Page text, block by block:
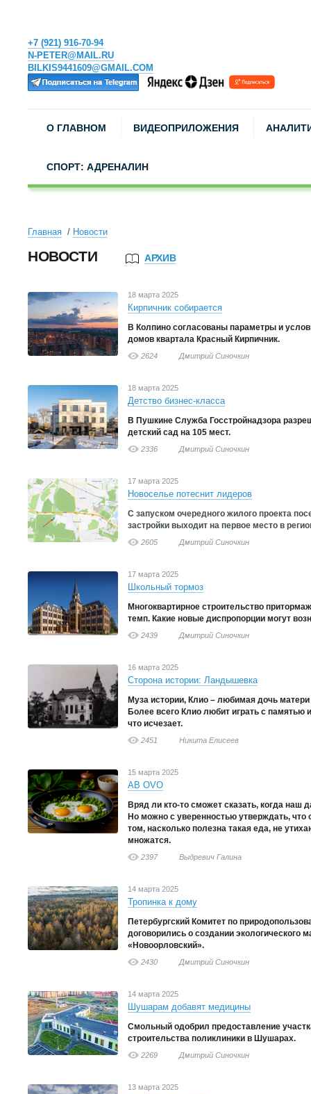
+7 (921) 916-70-94
N-PETER@MAIL.RU
BILKIS9441609@GMAIL.COM
О ГЛАВНОМ ВИДЕОПРИЛОЖЕНИЯ
СПОРТ: АДРЕНАЛИН
Главная Новости
НОВОСТИ АРХИВ
18 марта 2025
Кирпичник собирается
В Колпино согласованы параметры и
домов квартала Красный Кирпичник.
2624 Дмитрий Синочкин
18 марта 2025
Детство бизнес-класса
В Пушкине Служба Госстройнадзора
детский сад на 105 мест.
2336 Дмитрий Синочкин
17 марта 2025
Новоселье потеснит лидеров
С запуском очередного жилого проекта
застройки выходит на первое место в
2605 Дмитрий Синочкин
17 марта 2025
Школьный тормоз
Многоквартирное строительство
темп. Какие новые диспропорции могут
2439 Дмитрий Синочкин
16 марта 2025
Сторона истории: Ландышевка
Муза истории, Клио – любимая дочь
Более всего Клио любит играть с памятью
что исчезает.
2451 Никита Елисеев
15 марта 2025
AB OVO
Вряд ли кто-то сможет сказать, когда наш
Но можно с уверенностью утверждать,
том, насколько полезна такая еда, не
множатся.
2397 Выдревич Галина
14 марта 2025
Тропинка к дому
Петербургский Комитет по
договорились о создании экологического
«Новоорловский».
2430 Дмитрий Синочкин
14 марта 2025
Шушарам добавят медицины
Смольный одобрил предоставление
строительства поликлиники в Шушарах.
2269 Дмитрий Синочкин
13 марта 2025